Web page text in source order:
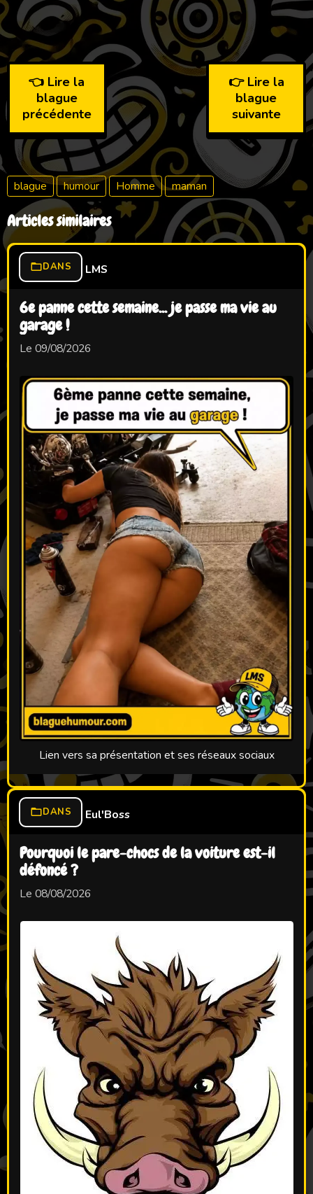
👈 Lire la
blague
précédente
👉 Lire la
blague
suivante
blague humour Homme maman
Articles similaires
DANS LMS
6e panne cette semaine... je passe ma vie au
garage !
Le 09/08/2026
Lien vers sa présentation et ses réseaux sociaux
DANS Eul'Boss
Pourquoi le pare-chocs de la voiture est-il
défoncé ?
Le 08/08/2026